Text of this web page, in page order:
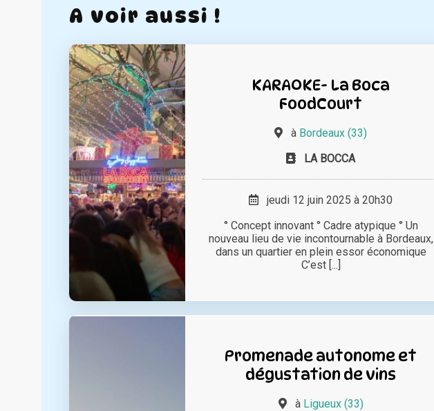
A voir aussi !
KARAOKE- La Boca
FoodCourt
à Bordeaux (33)
LA BOCCA
jeudi 12 juin 2025 à 20h30
° Concept innovant ° Cadre atypique ° Un
nouveau lieu de vie incontournable à Bordeaux,
dans un quartier en plein essor économique
C’est [...]
Promenade autonome et
dégustation de vins
à Ligueux (33)